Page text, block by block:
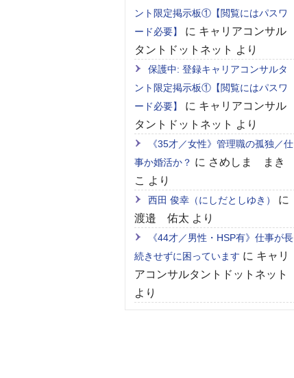
ント限定掲示板①【閲覧にはパスワ
ード必要】
に キャリアコンサル
タントドットネット より
保護中: 登録キャリアコンサルタ
ント限定掲示板①【閲覧にはパスワ
ード必要】
に キャリアコンサル
タントドットネット より
《35才／女性》管理職の孤独／仕
事か婚活か？ に さめしま まき
こ より
西田 俊幸（にしだとしゆき）
に
渡邉 佑太 より
《44才／男性・HSP有》仕事が長
続きせずに困っています に キャリ
アコンサルタントドットネット
より